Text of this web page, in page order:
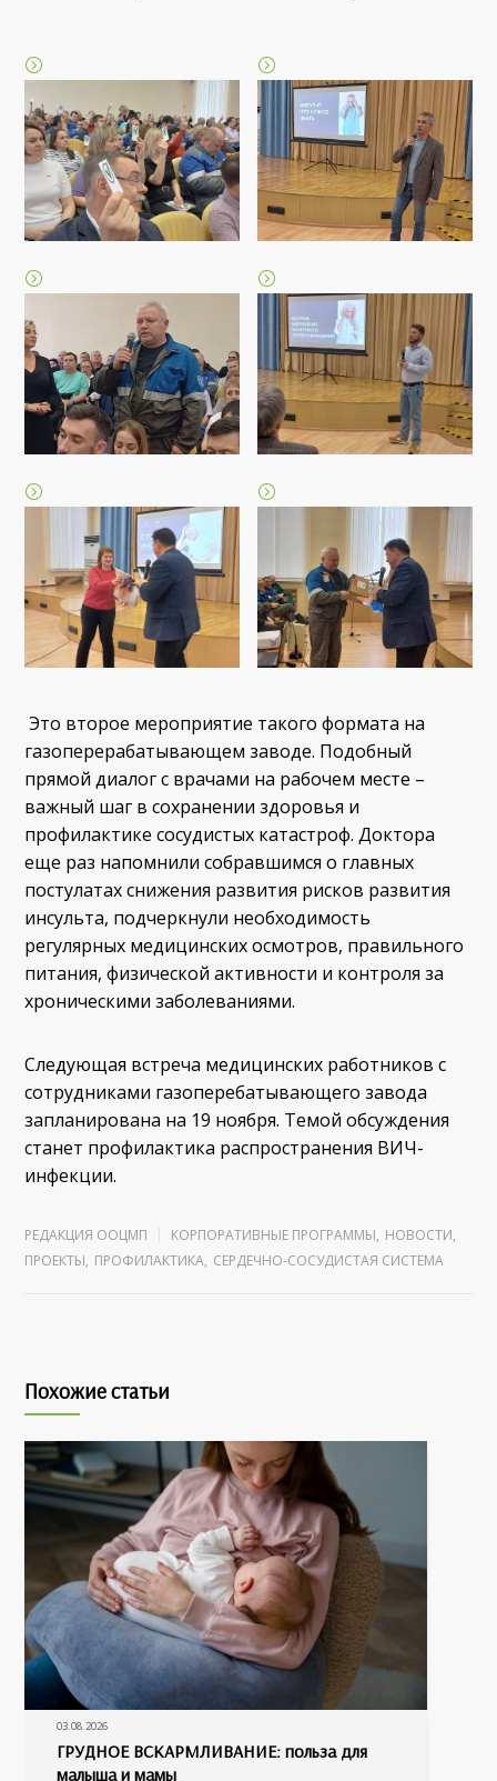
Это второе мероприятие такого формата на
газоперерабатывающем заводе. Подобный
прямой диалог с врачами на рабочем месте –
важный шаг в сохранении здоровья и
профилактике сосудистых катастроф. Доктора
еще раз напомнили собравшимся о главных
постулатах снижения развития рисков развития
инсульта, подчеркнули необходимость
регулярных медицинских осмотров, правильного
питания, физической активности и контроля за
хроническими заболеваниями.
Следующая встреча медицинских работников с
сотрудниками газоперебатывающего завода
запланирована на 19 ноября. Темой обсуждения
станет профилактика распространения ВИЧ-
инфекции.
РЕДАКЦИЯ ООЦМП КОРПОРАТИВНЫЕ ПРОГРАММЫ, НОВОСТИ,
ПРОЕКТЫ, ПРОФИЛАКТИКА, СЕРДЕЧНО-СОСУДИСТАЯ СИСТЕМА
Похожие статьи
03.08.2026
ГРУДНОЕ ВСКАРМЛИВАНИЕ: польза для
малыша и мамы